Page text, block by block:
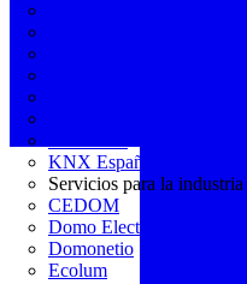
KNX España
Servicios para la industria
CEDOM
Domo Electra
Domonetio
Ecolum